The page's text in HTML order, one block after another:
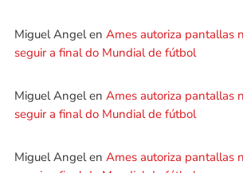
Miguel Angelen Ames autoriza pantallas
seguir a final do Mundial de fútbol
Miguel Angelen Ames autoriza pantallas
seguir a final do Mundial de fútbol
Miguel Angelen Ames autoriza pantallas